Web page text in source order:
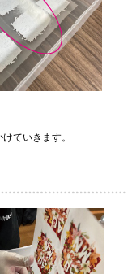
ていきます。